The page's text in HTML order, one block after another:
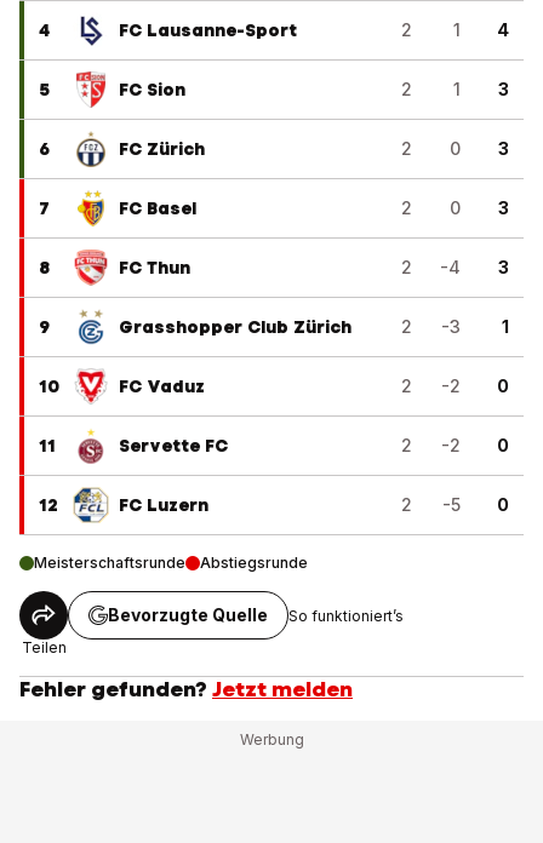
4 FC Lausanne-Sport 2 1 4
5 FC Sion 2 1 3
6 FC Zürich 2 0 3
7 FC Basel 2 0 3
8 FC Thun 2 -4 3
9 Grasshopper Club Zürich 2 -3 1
10 FC Vaduz 2 -2 0
11 Servette FC 2 -2 0
12 FC Luzern 2 -5 0
Meisterschaftsrunde Abstiegsrunde
Teilen
Bevorzugte Quelle So funktioniert’s
Fehler gefunden? Jetzt melden